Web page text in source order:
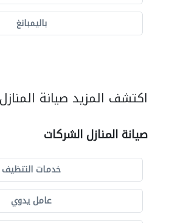
باليمبانغ
اكتشف المزيد صيانة
صيانة المنازل الشركات
خدمات التنظيف
عامل يدوي